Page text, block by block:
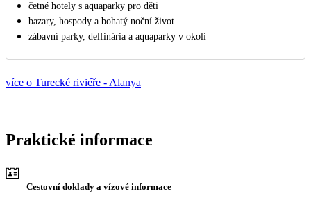
četné hotely s aquaparky pro děti
bazary, hospody a bohatý noční život
zábavní parky, delfinária a aquaparky v okolí
více o Turecké riviéře - Alanya
Praktické informace
Cestovní doklady a vízové informace